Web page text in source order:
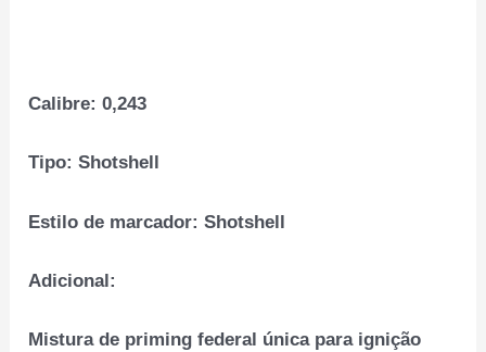
Calibre:0,243
Tipo: Shotshell
Estilo de marcador: Shotshell
Adicional:
Mistura de priming federal única para ignição